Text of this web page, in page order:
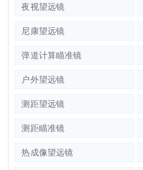
夜视望远镜
尼康望远镜
弹道计算瞄准镜
户外望远镜
测距望远镜
测距瞄准镜
热成像望远镜